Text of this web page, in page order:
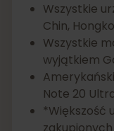
Wszystkie
Chin,
Wszystkie
wyjątkiem
Note 20
*Większość